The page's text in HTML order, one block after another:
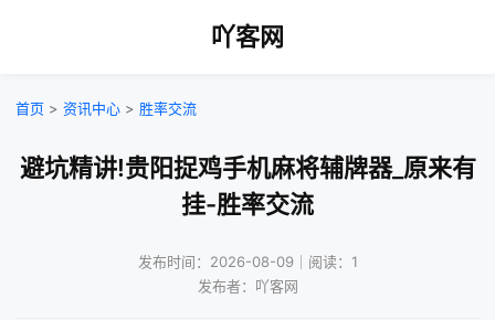
吖客网
首页 > 资讯中心 > 胜率交流
避坑精讲!贵阳捉鸡手机麻将辅牌器_原来有
挂-胜率交流
发布时间：2026-08-09｜阅读：1
发布者：吖客网